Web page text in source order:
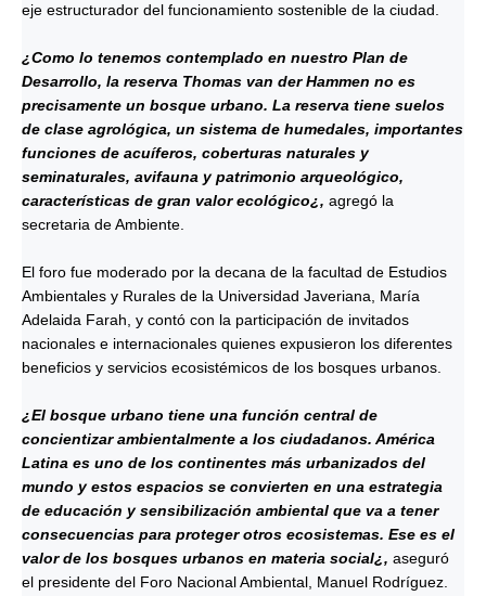
eje estructurador del funcionamiento sostenible de la ciudad.
¿Como lo tenemos contemplado en nuestro Plan de
Desarrollo, la reserva Thomas van der Hammen no es
precisamente un bosque urbano. La reserva tiene suelos
de clase agrológica, un sistema de humedales, importantes
funciones de acuíferos, coberturas naturales y
seminaturales, avifauna y patrimonio arqueológico,
características de gran valor ecológico¿, agregó la
secretaria de Ambiente.
El foro fue moderado por la decana de la facultad de Estudios
Ambientales y Rurales de la Universidad Javeriana, María
Adelaida Farah, y contó con la participación de invitados
nacionales e internacionales quienes expusieron los diferentes
beneficios y servicios ecosistémicos de los bosques urbanos.
¿El bosque urbano tiene una función central de
concientizar ambientalmente a los ciudadanos. América
Latina es uno de los continentes más urbanizados del
mundo y estos espacios se convierten en una estrategia
de educación y sensibilización ambiental que va a tener
consecuencias para proteger otros ecosistemas. Ese es el
valor de los bosques urbanos en materia social¿, aseguró
el presidente del Foro Nacional Ambiental, Manuel Rodríguez.